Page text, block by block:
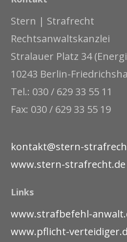
Stern | Strafrecht
Rechtsanwaltskanzlei
Stralauer Platz 34
10243 Berlin-
Tel.: 030 / 629 33 55 11
Fax: 030 / 629 33 55 19
kontakt@stern-
www.stern-strafrecht.de
Links
www.strafbefehl-
www.pflicht-